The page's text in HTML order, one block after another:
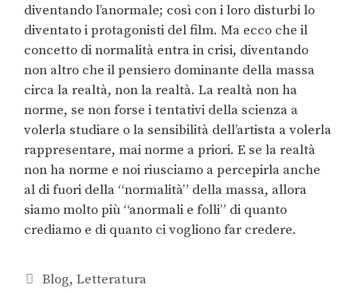
diventando l’anormale; così con i loro disturbi lo
diventato i protagonisti del film. Ma ecco che il
concetto di normalità entra in crisi, diventando
non altro che il pensiero dominante della massa
circa la realtà, non la realtà. La realtà non ha
norme, se non forse i tentativi della scienza a
volerla studiare o la sensibilità dell’artista a volerla
rappresentare, mai norme a priori. E se la realtà
non ha norme e noi riusciamo a percepirla anche
al di fuori della “normalità” della massa, allora
siamo molto più “anormali e folli” di quanto
crediamo e di quanto ci vogliono far credere.
Blog,Letteratura